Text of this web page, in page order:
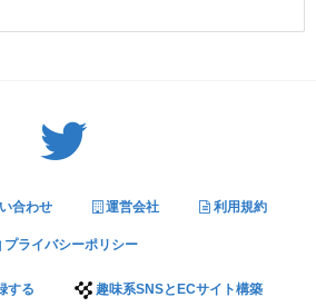
合わせ 運営会社 利用規約
プライバシーポリシー
する 趣味系SNSとECサイト構築